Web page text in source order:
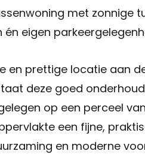
met zonnige
én eigen
en prettige locatie aan
deze goed
op een perceel
een fijne,
en moderne
Partners
Handige
Vacature
Sluiten